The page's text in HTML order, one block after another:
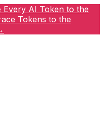
AI Token to the
Tokens to the